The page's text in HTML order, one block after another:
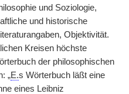
und Soziologie,
und historische
Objektivität.
Kreisen höchste
der philosophischen
„E.s Wörterbuch läßt eine
eines Leibniz